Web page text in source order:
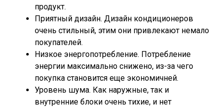
продукт.
Приятный дизайн. Дизайн кондиционеров
очень стильный, этим они привлекают немало
покупателей.
Низкое энергопотребление. Потребление
энергии максимально снижено, из-за чего
покупка становится еще экономичней.
Уровень шума. Как наружные, так и
внутренние блоки очень тихие, и нет